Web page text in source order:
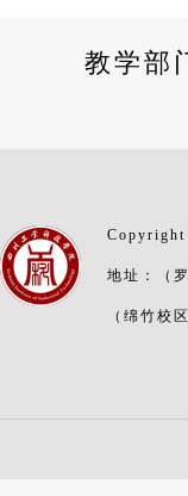
教学部
Copyright
地址：（
（绵竹校